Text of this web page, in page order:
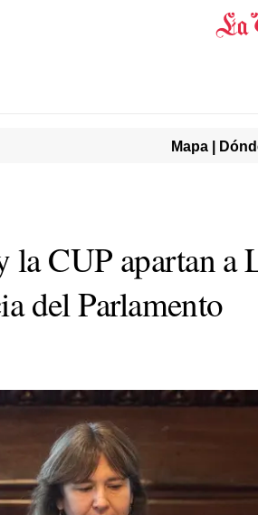
Mapa |
la CUP apartan a
del Parlamento